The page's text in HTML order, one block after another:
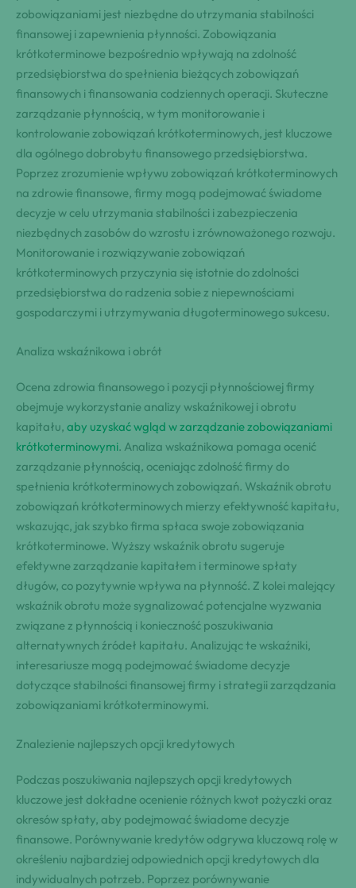
zobowiązaniami jest niezbędne do utrzymania stabilności
finansowej i zapewnienia płynności. Zobowiązania
krótkoterminowe bezpośrednio wpływają na zdolność
przedsiębiorstwa do spełnienia bieżących zobowiązań
finansowych i finansowania codziennych operacji. Skuteczne
zarządzanie płynnością, w tym monitorowanie i
kontrolowanie zobowiązań krótkoterminowych, jest kluczowe
dla ogólnego dobrobytu finansowego przedsiębiorstwa.
Poprzez zrozumienie wpływu zobowiązań krótkoterminowych
na zdrowie finansowe, firmy mogą podejmować świadome
decyzje w celu utrzymania stabilności i zabezpieczenia
niezbędnych zasobów do wzrostu i zrównoważonego rozwoju.
Monitorowanie i rozwiązywanie zobowiązań
krótkoterminowych przyczynia się istotnie do zdolności
przedsiębiorstwa do radzenia sobie z niepewnościami
gospodarczymi i utrzymywania długoterminowego sukcesu.
Analiza wskaźnikowa i obrót
Ocena zdrowia finansowego i pozycji płynnościowej firmy
obejmuje wykorzystanie analizy wskaźnikowej i obrotu
kapitału, aby uzyskać wgląd w zarządzanie zobowiązaniami
krótkoterminowymi. Analiza wskaźnikowa pomaga ocenić
zarządzanie płynnością, oceniając zdolność firmy do
spełnienia krótkoterminowych zobowiązań. Wskaźnik obrotu
zobowiązań krótkoterminowych mierzy efektywność kapitału,
wskazując, jak szybko firma spłaca swoje zobowiązania
krótkoterminowe. Wyższy wskaźnik obrotu sugeruje
efektywne zarządzanie kapitałem i terminowe spłaty
długów, co pozytywnie wpływa na płynność. Z kolei malejący
wskaźnik obrotu może sygnalizować potencjalne wyzwania
związane z płynnością i konieczność poszukiwania
alternatywnych źródeł kapitału. Analizując te wskaźniki,
interesariusze mogą podejmować świadome decyzje
dotyczące stabilności finansowej firmy i strategii zarządzania
zobowiązaniami krótkoterminowymi.
Znalezienie najlepszych opcji kredytowych
Podczas poszukiwania najlepszych opcji kredytowych
kluczowe jest dokładne ocenienie różnych kwot pożyczki oraz
okresów spłaty, aby podejmować świadome decyzje
finansowe. Porównywanie kredytów odgrywa kluczową rolę w
określeniu najbardziej odpowiednich opcji kredytowych dla
indywidualnych potrzeb. Poprzez porównywanie